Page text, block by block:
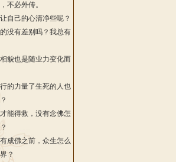
不必外传。
自己的心清净些呢？
没有差别吗？我总有
貌也是随业力变化而
的力量了生死的人也
能得救，没有念佛怎
成佛之前，众生怎么
？